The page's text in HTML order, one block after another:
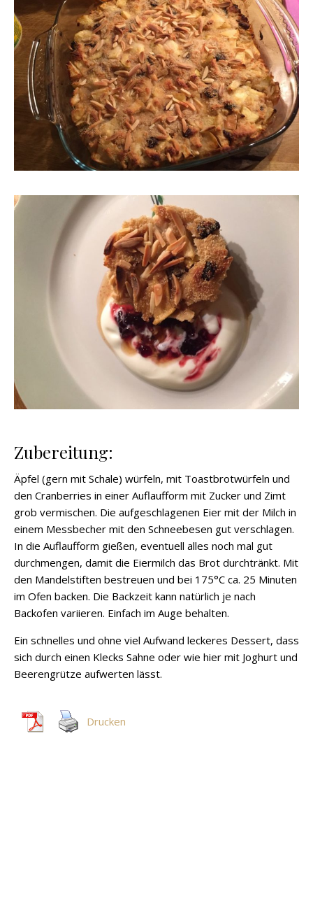
Zubereitung:
Äpfel (gern mit Schale) würfeln, mit Toastbrotwürfeln und
den Cranberries in einer Auflaufform mit Zucker und Zimt
grob vermischen. Die aufgeschlagenen Eier mit der Milch in
einem Messbecher mit den Schneebesen gut verschlagen.
In die Auflaufform gießen, eventuell alles noch mal gut
durchmengen, damit die Eiermilch das Brot durchtränkt. Mit
den Mandelstiften bestreuen und bei 175°C ca. 25 Minuten
im Ofen backen. Die Backzeit kann natürlich je nach
Backofen variieren. Einfach im Auge behalten.
Ein schnelles und ohne viel Aufwand leckeres Dessert, dass
sich durch einen Klecks Sahne oder wie hier mit Joghurt und
Beerengrütze aufwerten lässt.
Drucken